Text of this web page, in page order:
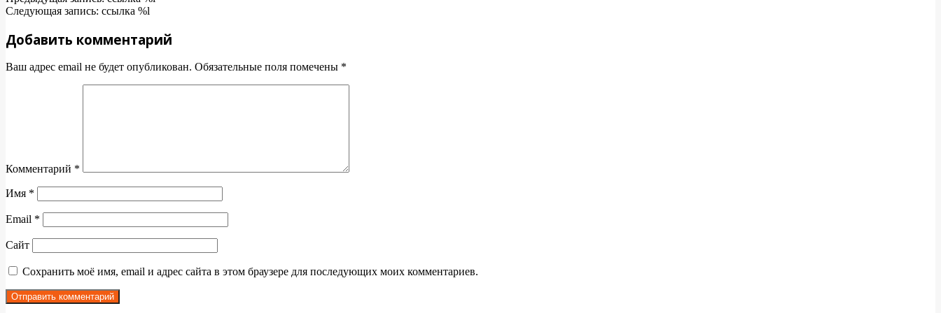
05-
Следующая запись: ссылка %l
Добавить комментарий
Ваш адрес email не будет опубликован. Обязательные поля помечены *
Комментарий *
Имя *
Email *
Сайт
Сохранить моё имя, email и адрес сайта в этом браузере для последующих моих комментариев.